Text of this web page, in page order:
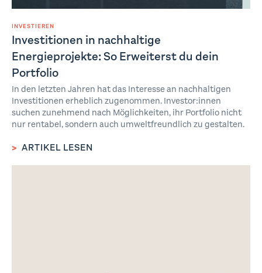
INVESTIEREN
Investitionen in nachhaltige
Energieprojekte: So Erweiterst du dein
Portfolio
In den letzten Jahren hat das Interesse an nachhaltigen
Investitionen erheblich zugenommen. Investor:innen
suchen zunehmend nach Möglichkeiten, ihr Portfolio nicht
nur rentabel, sondern auch umweltfreundlich zu gestalten.
> ARTIKEL LESEN